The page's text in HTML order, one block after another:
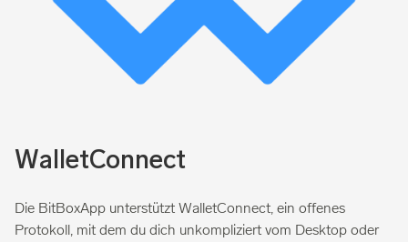
WalletConnect
Die BitBoxApp unterstützt WalletConnect, ein offenes
Protokoll, mit dem du dich unkompliziert vom Desktop oder